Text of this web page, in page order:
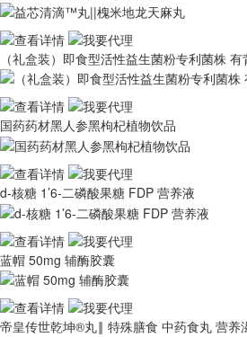
（礼盒装）即食型活性益生菌粉专利菌株
国药药材黑人参黑枸杞植物饮品
d-核糖 1’6-二磷酸果糖 FDP 营养液
蓝帽 50mg 辅酶胶囊
帝皇传世乾坤®丸‖ 特殊膳食 中药食丸 营养